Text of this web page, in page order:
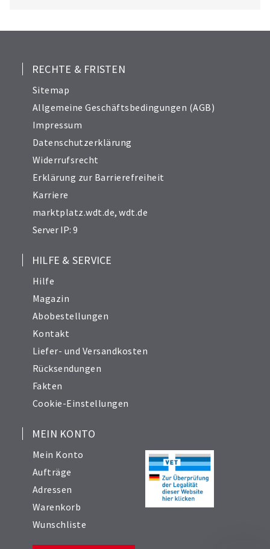
15
17
19
21
RECHTE & FRISTEN
Sitemap
Allgemeine Geschäftsbedingungen (AGB)
Impressum
Datenschutzerklärung
Widerrufsrecht
Erklärung zur Barrierefreiheit
Karriere
marktplatz.wdt.de,wdt.de
Server IP: 9
HILFE & SERVICE
Hilfe
Magazin
Abobestellungen
Kontakt
Liefer- und Versandkosten
Rücksendungen
Fakten
Cookie-Einstellungen
MEIN KONTO
Mein Konto
Aufträge
Adressen
Warenkorb
Wunschliste